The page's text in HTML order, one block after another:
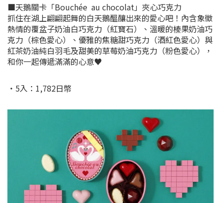
■天鵝關卡「Bouchée au chocolat」夾心巧克力
抓住在湖上翩翩起舞的白天鵝醞釀出來的愛心吧！內含象徵
熱情的覆盆子奶油白巧克力（紅寶石）、溫暖的榛果奶油巧
克力（棕色愛心）、優雅的焦糖甜巧克力（酒紅色愛心）與
紅茶奶油純白羽毛及甜美的草莓奶油巧克力（粉色愛心），
和你一起傳遞滿滿的心意♥
・5入：1,782日幣